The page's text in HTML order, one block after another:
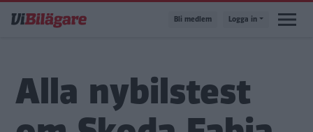
till
Bli medlem Logga in
Alla nybilstest